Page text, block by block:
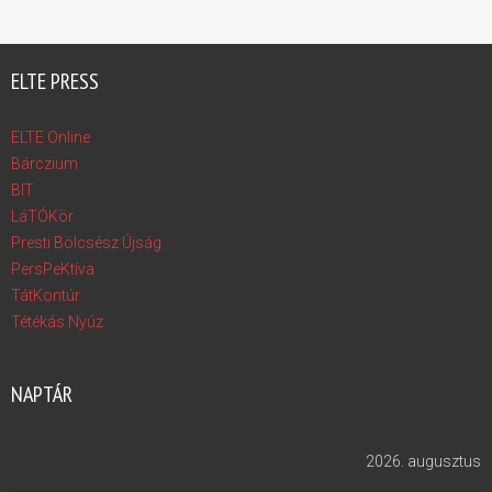
ELTE PRESS
ELTE Online
Bárczium
BIT
LáTÓKör
Presti Bölcsész Újság
PersPeKtíva
TátKontúr
Tétékás Nyúz
NAPTÁR
2026. augusztus